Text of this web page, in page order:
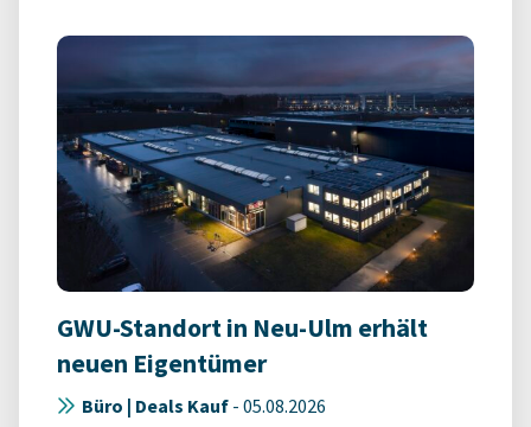
GWU-Standort in Neu-Ulm erhält
neuen Eigentümer
Büro | Deals Kauf - 05.08.2026